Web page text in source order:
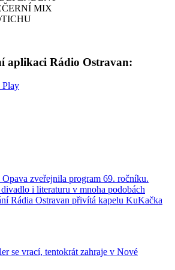
MIX
aplikaci Rádio Ostravan:
zveřejnila program 69. ročníku.
i literaturu v mnoha podobách
Rádia Ostravan přivítá kapelu KuKačka
se vrací, tentokrát zahraje v Nové